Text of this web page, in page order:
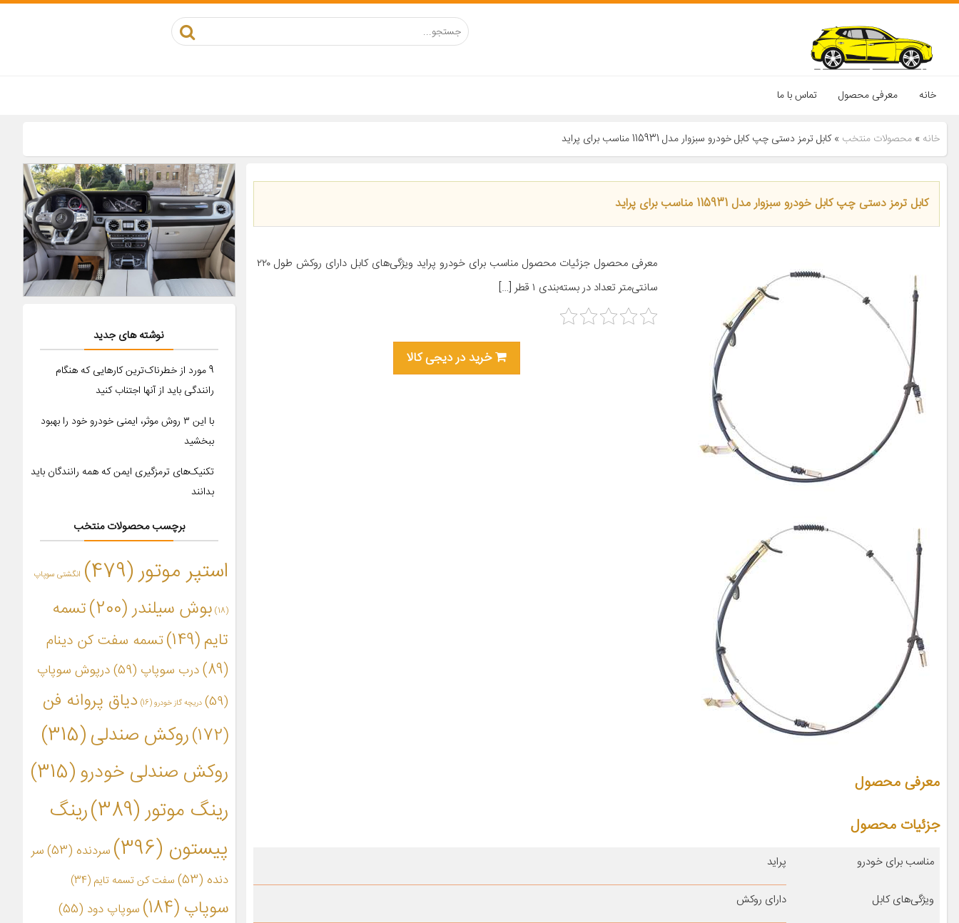
خانه معرفی محصول تماس با ما
خانه » محصولات منتخب »کابل ترمز دستی چپ کابل خودرو سبزوار مدل 115931 مناسب برای پراید
کابل ترمز دستی چپ کابل خودرو سبزوار مدل 115931 مناسب برای پراید
معرفی محصول جزئیات محصول مناسب برای خودرو پراید ویژگی‌های کابل دارای روکش طول ۲۲۰
سانتی‌متر تعداد در بسته‌بندی ۱ قطر […]
خرید در دیجی کالا
معرفی محصول
جزئیات محصول
مناسب برای خودرو پراید
ویژگی‌های کابل دارای روکش
نوشته های جدید
9 مورد از خطرناک‌ترین کارهایی که هنگام
رانندگی باید از آنها اجتناب کنید
با این ۳ روش موثر، ایمنی خودرو خود را بهبود
ببخشید
تکنیک‌های ترمزگیری ایمن که همه رانندگان باید
بدانند
برچسب محصولات منتخب
استپر موتور(479) انگشتی سوپاپ
(18) بوش سیلندر (200)
تسمه
تایم(149)
تسمه سفت کن دینام
(89)
درب سوپاپ (59)
درپوش سوپاپ
(59)
دریچه گاز خودرو(16)
دیاق پروانه فن
(172)
روکش صندلی(315)
روکش صندلی خودرو(315)
رینگ موتور(389)
رینگ
پیستون (396) سردنده (53)
سر
دنده (53) سفت کن تسمه تایم (34)
سوپاپ (184) سوپاپ دود (55)